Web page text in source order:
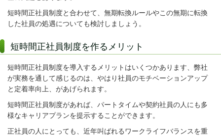
短時間正社員制度と合わせて、無期転換ルールやこの無期に転換
した社員の処遇についても検討しましょう。
短時間正社員制度を作るメリット
短時間正社員制度を導入するメリットはいくつかあります、弊社
が実務を通して感じるのは、やはり社員のモチベーションアップ
と定着率向上、があげられます。
短時間正社員制度があれば、パートタイムや契約社員の人にも多
様なキャリアプランを提示することができます。
正社員の人にとっても、近年叫ばれるワークライフバランスを重